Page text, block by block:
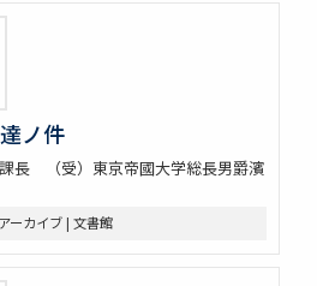
ノ件
課長 （受）東京帝國大学総長男爵濱
ーカイブ | 文書館